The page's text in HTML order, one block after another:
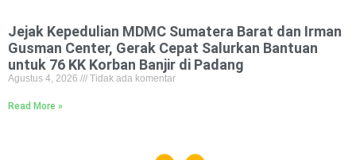
Jejak Kepedulian MDMC Sumatera Barat dan Irman
Gusman Center, Gerak Cepat Salurkan Bantuan
untuk 76 KK Korban Banjir di Padang
Agustus 4, 2026 Tidak ada komentar
Read More »